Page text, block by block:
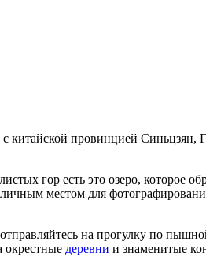
китайской провинцией Синьцзян,
гор есть это озеро, которое
местом для
на прогулку по
окрестные деревни и знаменитые